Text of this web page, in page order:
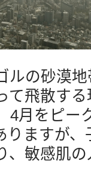
ルの砂漠
て飛散す
4月をピー
りますが
、敏感肌